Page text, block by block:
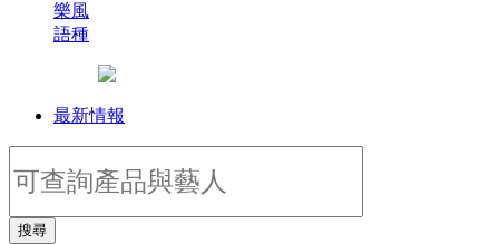
樂風
語種
最新情報
搜尋